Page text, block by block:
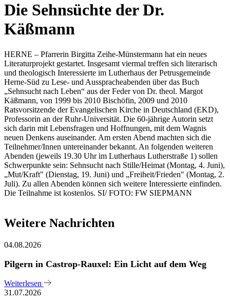
Die Sehnsüchte der Dr.
Käßmann
HERNE – Pfarrerin Birgitta Zeihe-Münstermann hat ein neues
Literaturprojekt gestartet. Insgesamt viermal treffen sich literarisch
und theologisch Interessierte im Lutherhaus der Petrusgemeinde
Herne-Süd zu Lese- und Ausspracheabenden über das Buch
„Sehnsucht nach Leben“ aus der Feder von Dr. theol. Margot
Käßmann, von 1999 bis 2010 Bischöfin, 2009 und 2010
Ratsvorsitzende der Evangelischen Kirche in Deutschland (EKD),
Professorin an der Ruhr-Universität. Die 60-jährige Autorin setzt
sich darin mit Lebensfragen und Hoffnungen, mit dem Wagnis
neuen Denkens auseinander. Am ersten Abend machten sich die
Teilnehmer/Innen untereinander bekannt. An folgenden weiteren
Abenden (jeweils 19.30 Uhr im Lutherhaus Lutherstraße 1) sollen
Schwerpunkte sein: Sehnsucht nach Stille/Heimat (Montag, 4. Juni),
„Mut/Kraft" (Dienstag, 19. Juni) und „Freiheit/Frieden" (Montag, 2.
Juli). Zu allen Abenden können sich weitere Interessierte einfinden.
Die Teilnahme ist kostenlos. SI/ FOTO: FW SIEPMANN
Weitere Nachrichten
04.08.2026
Pilgern in Castrop-Rauxel: Ein Licht auf dem Weg
Weiterlesen
31.07.2026